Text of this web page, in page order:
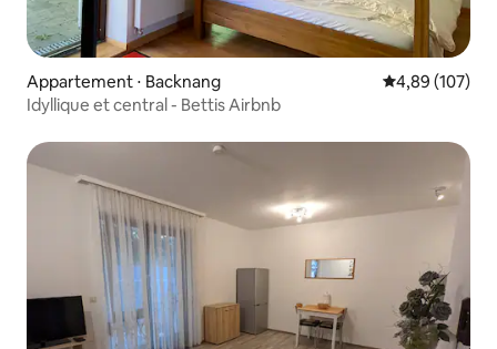
Appartement ⋅ Backnang Évaluation
4,89 (107)
Idyllique et central - Bettis Airbnb